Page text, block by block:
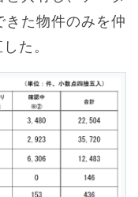
た物件のみを仲
た。